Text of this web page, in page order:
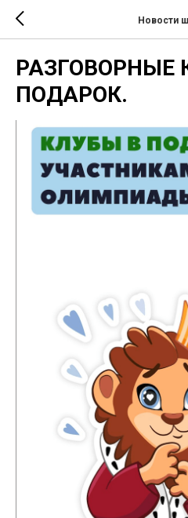
Новости
РАЗГОВОРНЫЕ
ПОДАРОК.